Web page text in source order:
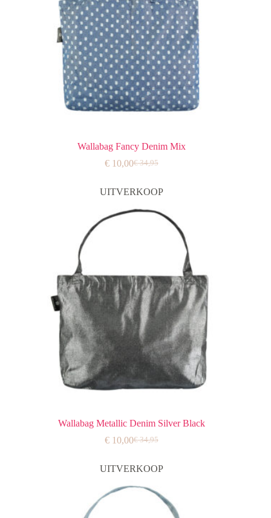
Wallabag Fancy Denim Mix
€34,95
Oorspronkelijke
was:
€10,00Huidige
is:
UITVERKOOP
Wallabag Metallic Denim Silver Black
€34,95
Oorspronkelijke
was:
€10,00Huidige
is:
UITVERKOOP